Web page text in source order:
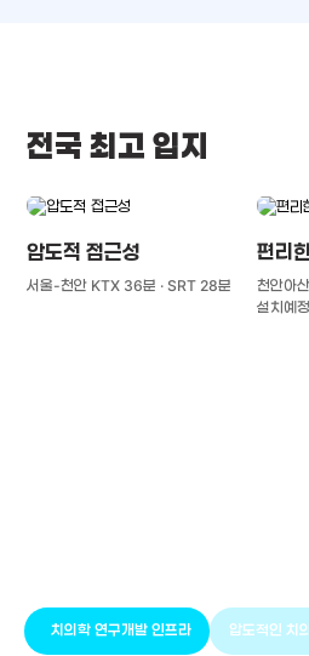
전국 최고 입지
압도적 접근성
서울-천안 KTX 36분 · SRT 28분
편리
천안아
설치예정
치의학 연구개발 인프라 압도적인 치